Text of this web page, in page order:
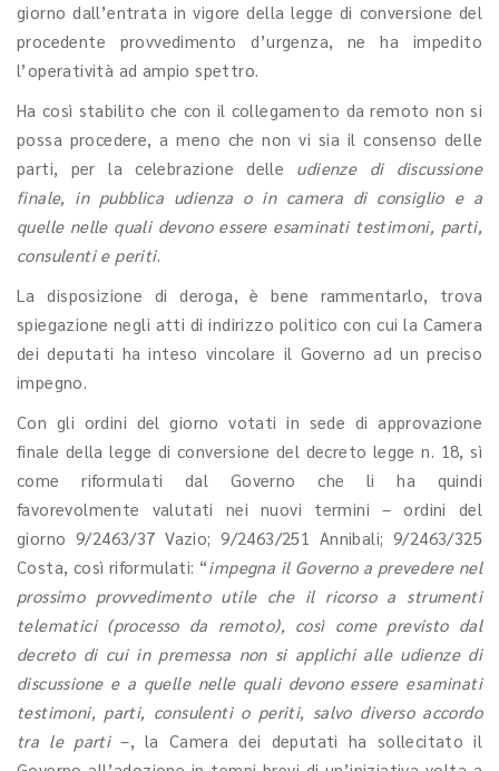
giorno dall’entrata in vigore della legge di conversione del
procedente provvedimento d’urgenza, ne ha impedito
l’operatività ad ampio spettro.
Ha così stabilito che con il collegamento da remoto non si
possa procedere, a meno che non vi sia il consenso delle
parti, per la celebrazione delle udienze di discussione
finale, in pubblica udienza o in camera di consiglio e a
quelle nelle quali devono essere esaminati testimoni, parti,
consulenti e periti.
La disposizione di deroga, è bene rammentarlo, trova
spiegazione negli atti di indirizzo politico con cui la Camera
dei deputati ha inteso vincolare il Governo ad un preciso
impegno.
Con gli ordini del giorno votati in sede di approvazione
finale della legge di conversione del decreto legge n. 18, sì
come riformulati dal Governo che li ha quindi
favorevolmente valutati nei nuovi termini – ordini del
giorno 9/2463/37 Vazio; 9/2463/251 Annibali; 9/2463/325
Costa, così riformulati: “impegna il Governo a prevedere nel
prossimo provvedimento utile che il ricorso a strumenti
telematici (processo da remoto), così come previsto dal
decreto di cui in premessa non si applichi alle udienze di
discussione e a quelle nelle quali devono essere esaminati
testimoni, parti, consulenti o periti, salvo diverso accordo
tra le parti–, la Camera dei deputati ha sollecitato il